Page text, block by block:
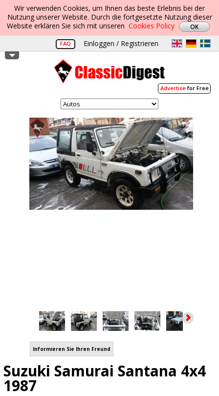
Wir verwenden Cookies, um Ihnen das beste Erlebnis bei der
Nutzung unserer Website. Durch die fortgesetzte Nutzung dieser
Website erklären Sie sich mit unseren Cookies Policy
FAQ Einloggen / Registrieren
Advertisefor Free
Informieren Sie Ihren Freund
Suzuki Samurai Santana 4x4
1987